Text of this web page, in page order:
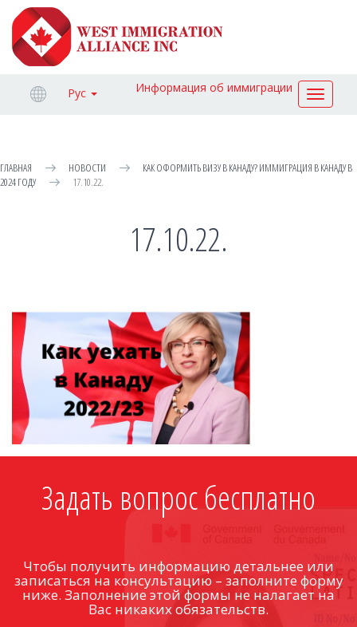
Toggle
Информация об иммиграции
Рус
ГЛАВНАЯ НОВОСТИ
КАК ОФОРМИТЬ ВИЗУ В КАНАДУ? ИММИГРАЦИЯ В КАНАДУ В
2024 ГОДУ
17.10.22.
17.10.22.
Задать вопрос бесплатно
Чтобы получить информацию детальнее или
записаться на консультацию – заполните форму
ниже. Заполнение этой формы не налагает на
Вас никаких обязательств.